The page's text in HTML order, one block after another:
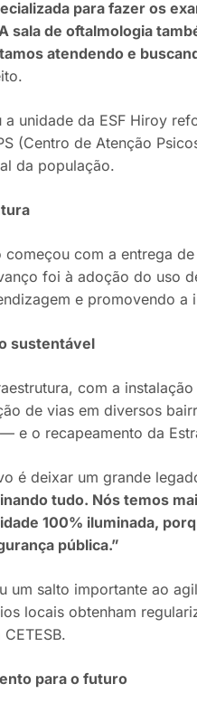
para fazer os
sala de oftalmologia
atendendo e
unidade da ESF Hiroy
(Centro de Atenção
da população.
com a entrega
foi à adoção do uso
e promovendo a
sustentável
com a
de vias em diversos
e o recapeamento da
é deixar um grande
tudo. Nós temos
100% iluminada,
pública.”
um salto importante ao
locais obtenham
para o futuro